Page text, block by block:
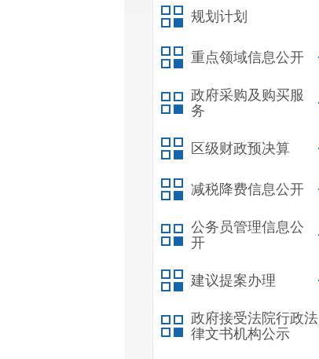
规划计划
重点领域信息公开
政府采购及购买服
务
区级财政预决算
减税降费信息公开
公务员管理信息公
开
建议提案办理
政府接受法院行政法
律文书机构公示